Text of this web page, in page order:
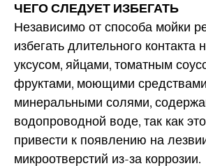
ЧЕГО СЛЕДУЕТ ИЗБЕГАТЬ
Независимо от способа мойки
избегать длительного контакта
уксусом, яйцами, томатным
фруктами, моющими
минеральными солями,
водопроводной воде, так как
привести к появлению на
микроотверстий из-за коррозии.